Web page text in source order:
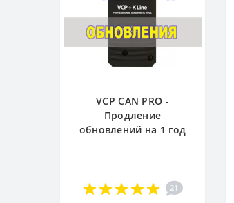
VCP CAN PRO -
Продление
обновлений на 1 год
21